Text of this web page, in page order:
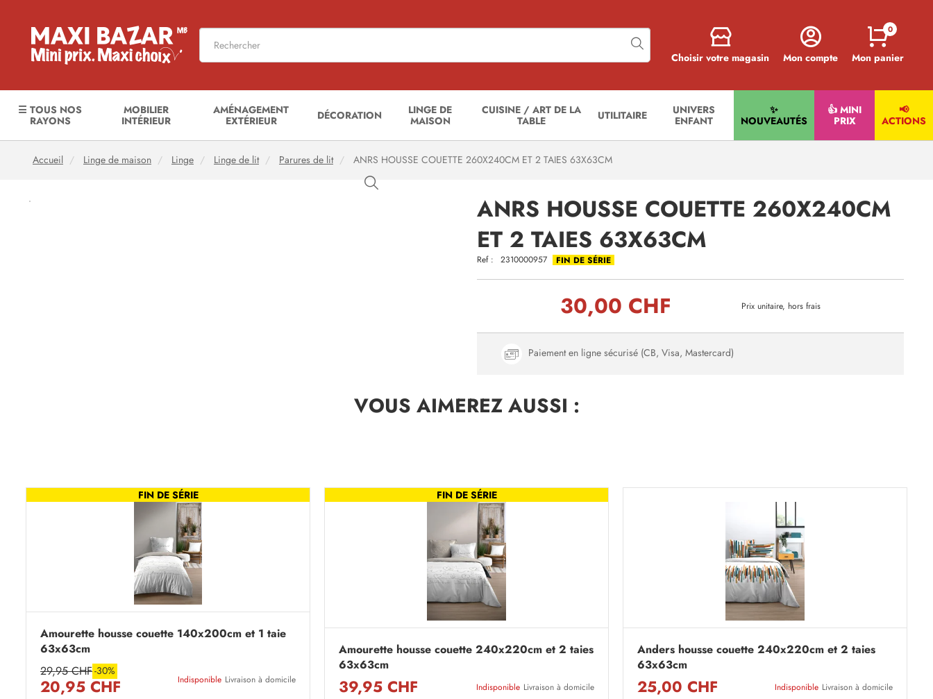
Choisir votre magasin Mon compte Mon panier
0
☰ TOUS NOS
RAYONS
MOBILIER
INTÉRIEUR
AMÉNAGEMENT
EXTÉRIEUR
DÉCORATION
LINGE DE
MAISON
CUISINE / ART DE LA
TABLE
UTILITAIRE
UNIVERS
ENFANT
✨
NOUVEAUTÉS
👍 MINI
PRIX
📢
ACTIONS
Accueil Linge de maison Linge Linge de lit Parures de lit ANRS HOUSSE COUETTE 260X240CM ET 2 TAIES 63X63CM
ANRS HOUSSE COUETTE 260X240CM
ET 2 TAIES 63X63CM
Ref : 2310000957 FIN DE SÉRIE
30,00 CHF Prix unitaire, hors frais
Paiement en ligne sécurisé (CB, Visa, Mastercard)
VOUS AIMEREZAUSSI :
FIN DE SÉRIE
Amourette housse couette 140x200cm et 1 taie
63x63cm
29,95 CHF-30%
20,95 CHF Indisponible Livraison à domicile
FIN DE SÉRIE
Amourette housse couette 240x220cm et 2 taies
63x63cm
39,95 CHF Indisponible Livraison à domicile
Anders housse couette 240x220cm et 2 taies
63x63cm
25,00 CHF Indisponible Livraison à domicile